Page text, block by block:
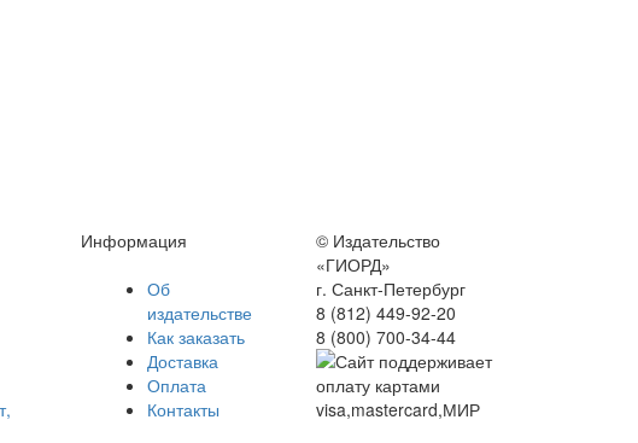
Информация
© Издательство
«ГИОРД»
Об
издательстве
Как заказать
Доставка
Оплата
Контакты
г. Санкт-Петербург
8 (812) 449-92-20
8 (800) 700-34-44